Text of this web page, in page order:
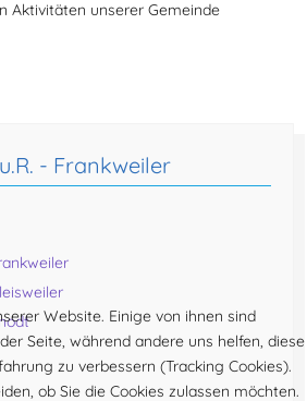
Aktivitäten unserer Gemeinde
- Frankweiler
Website. Einige von ihnen sind
Seite, während andere uns helfen, diese
zu verbessern (Tracking Cookies).
ob Sie die Cookies zulassen möchten.